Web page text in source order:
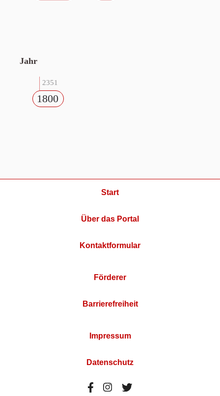
Jahr
2351
1800
Start
Über das Portal
Kontaktformular
Förderer
Barrierefreiheit
Impressum
Datenschutz